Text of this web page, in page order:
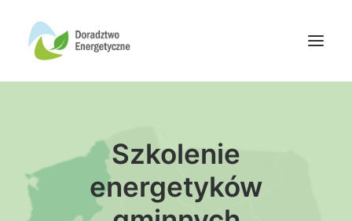
Wydarzenia
Oferta finansowania
Szkolenie
energetyków